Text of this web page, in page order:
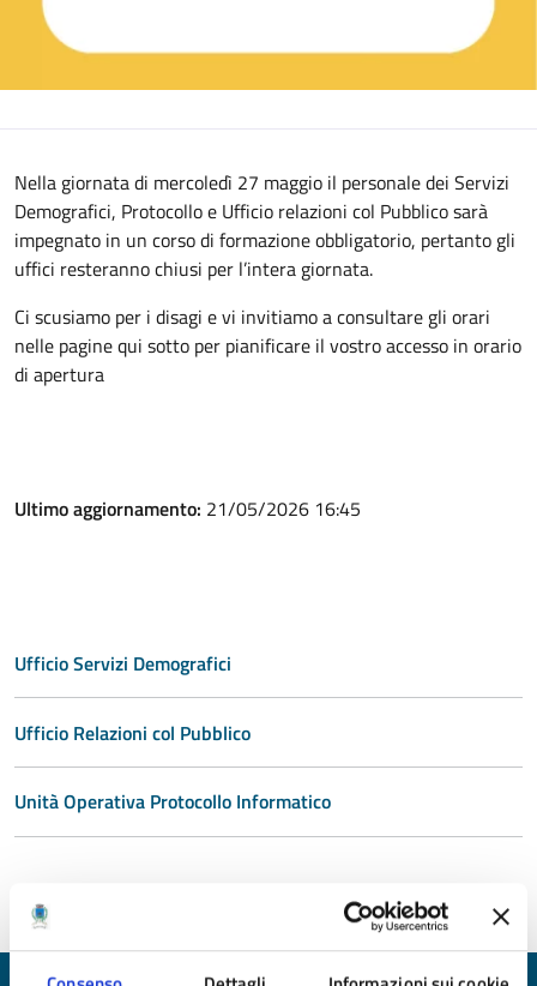
Nella giornata di mercoledì 27 maggio il personale dei Servizi
Demografici, Protocollo e Ufficio relazioni col Pubblico sarà
impegnato in un corso di formazione obbligatorio, pertanto gli
uffici resteranno chiusi per l’intera giornata.
Ci scusiamo per i disagi e vi invitiamo a consultare gli orari
nelle pagine qui sotto per pianificare il vostro accesso in orario
di apertura
Ultimo aggiornamento: 21/05/2026 16:45
Ufficio Servizi Demografici
Ufficio Relazioni col Pubblico
Unità Operativa Protocollo Informatico